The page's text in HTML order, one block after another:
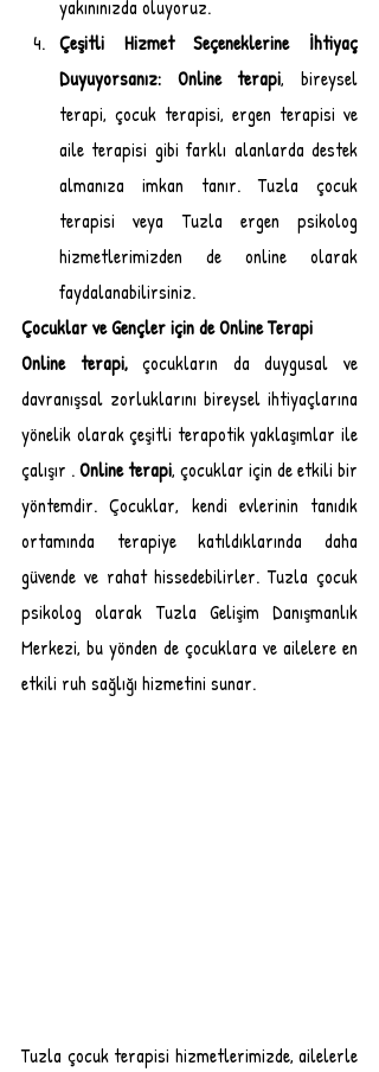
yakınınızda oluyoruz.
Çeşitli Hizmet Seçeneklerine İhtiyaç
Duyuyorsanız: Online terapi, bireysel
terapi, çocuk terapisi, ergen terapisi ve
aile terapisi gibi farklı alanlarda destek
almanıza imkan tanır. Tuzla çocuk
terapisi veya Tuzla ergen psikolog
hizmetlerimizden de online olarak
faydalanabilirsiniz.
Çocuklar ve Gençler için de Online Terapi
Online terapi, çocukların da duygusal ve
davranışsal zorluklarını bireysel ihtiyaçlarına
yönelik olarak çeşitli terapotik yaklaşımlar ile
çalışır . Online terapi, çocuklar için de etkili bir
yöntemdir. Çocuklar, kendi evlerinin tanıdık
ortamında terapiye katıldıklarında daha
güvende ve rahat hissedebilirler. Tuzla çocuk
psikolog olarak Tuzla Gelişim Danışmanlık
Merkezi, bu yönden de çocuklara ve ailelere en
etkili ruh sağlığı hizmetini sunar.
Tuzla çocuk terapisi hizmetlerimizde, ailelerle